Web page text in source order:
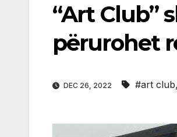
“Art Club”
përurohet
DEC 26, 2022 #art club,